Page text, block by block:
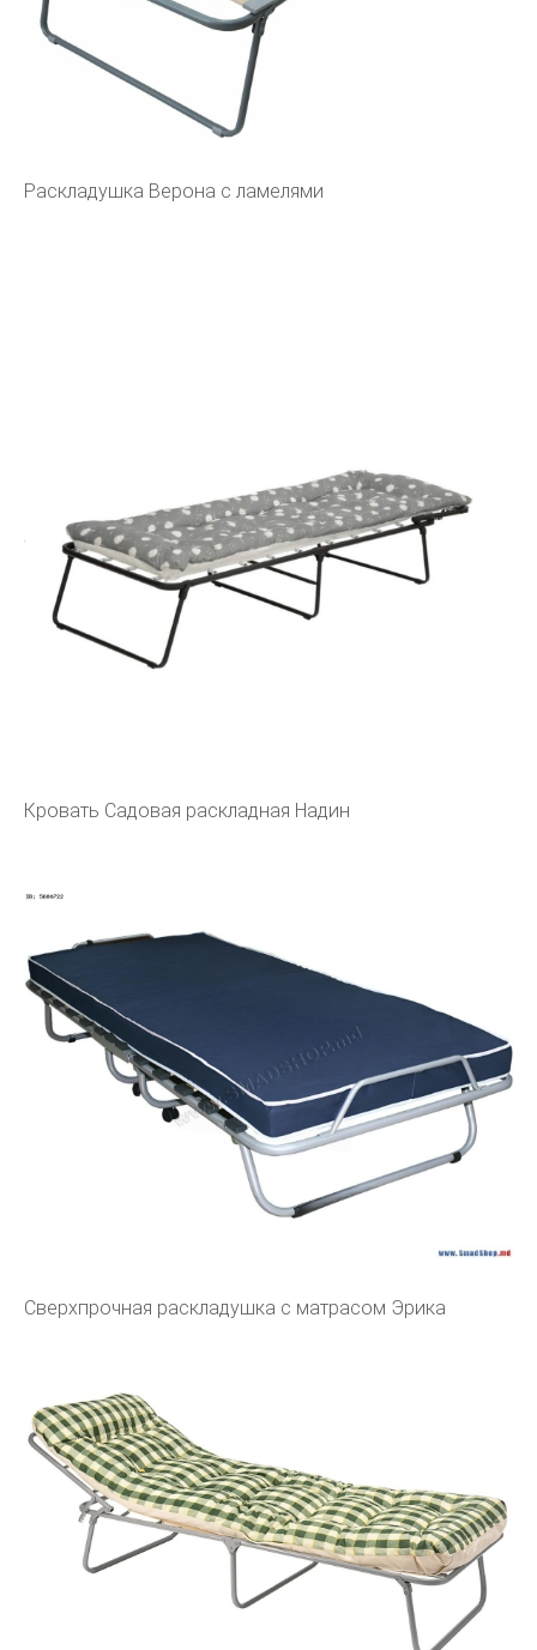
Раскладушка Верона с ламелями
Кровать Садовая раскладная Надин
Сверхпрочная раскладушка с матрасом Эрика